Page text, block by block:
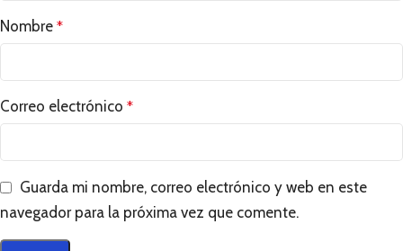
Nombre *
Correo electrónico *
Guarda mi nombre, correo electrónico y web en este
navegador para la próxima vez que comente.